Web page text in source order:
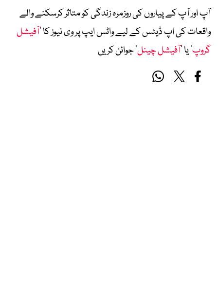
آپ اور آپ کے پیاروں کی روزمرہ زندگی کو متاثر کرسکنے والے
واقعات کی اپ ڈیٹس کے لیے واٹس ایپ پر وی نیوز کا ’آفیشل
گروپ‘ یا ’آفیشل چینل‘ جوائن کریں